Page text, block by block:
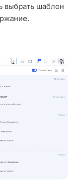
выбрать шаблон